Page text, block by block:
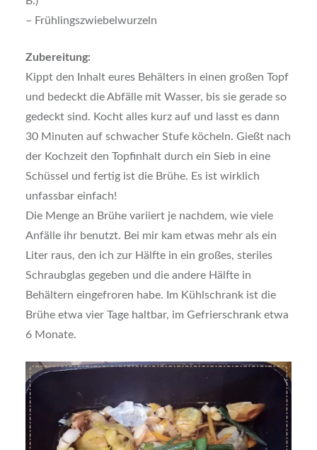
– Frühlingszwiebelwurzeln
Zubereitung:
Kippt den Inhalt eures Behälters in einen großen Topf
und bedeckt die Abfälle mit Wasser, bis sie gerade so
gedeckt sind. Kocht alles kurz auf und lasst es dann
30 Minuten auf schwacher Stufe köcheln. Gießt nach
der Kochzeit den Topfinhalt durch ein Sieb in eine
Schüssel und fertig ist die Brühe. Es ist wirklich
unfassbar einfach!
Die Menge an Brühe variiert je nachdem, wie viele
Anfälle ihr benutzt. Bei mir kam etwas mehr als ein
Liter raus, den ich zur Hälfte in ein großes, steriles
Schraubglas gegeben und die andere Hälfte in
Behältern eingefroren habe. Im Kühlschrank ist die
Brühe etwa vier Tage haltbar, im Gefrierschrank etwa
6 Monate.